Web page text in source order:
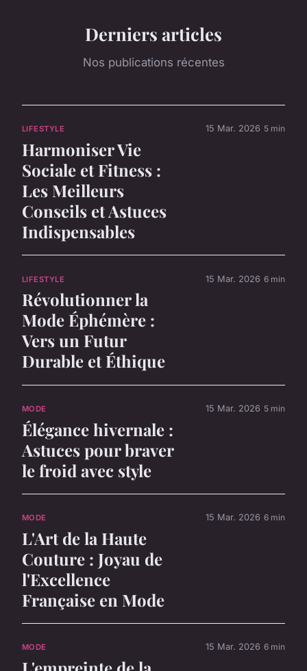
Derniers articles
Nos publications récentes
LIFESTYLE
Harmoniser Vie
Sociale et Fitness :
Les Meilleurs
Conseils et Astuces
Indispensables
15 Mar. 2026 5 min
LIFESTYLE
Révolutionner la
Mode Éphémère :
Vers un Futur
Durable et Éthique
15 Mar. 2026 6 min
MODE
Élégance hivernale :
Astuces pour braver
le froid avec style
15 Mar. 2026 5 min
MODE
L'Art de la Haute
Couture : Joyau de
l'Excellence
Française en Mode
15 Mar. 2026 6 min
MODE 15 Mar. 2026 6 min